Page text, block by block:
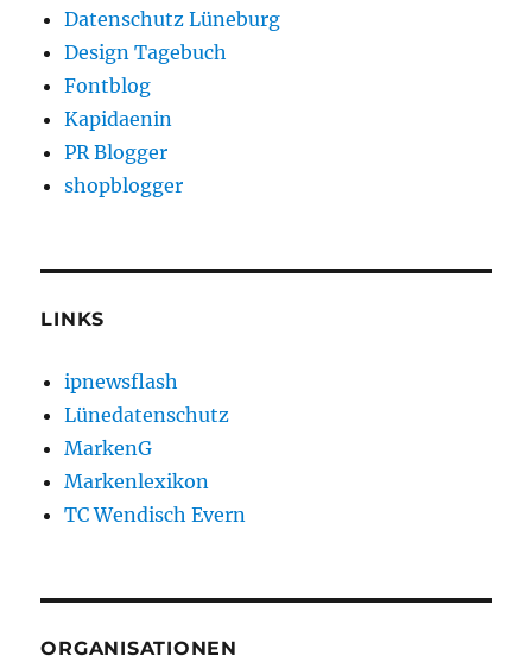
Datenschutz Lüneburg
Design Tagebuch
Fontblog
Kapidaenin
PR Blogger
shopblogger
LINKS
ipnewsflash
Lünedatenschutz
MarkenG
Markenlexikon
TC Wendisch Evern
ORGANISATIONEN